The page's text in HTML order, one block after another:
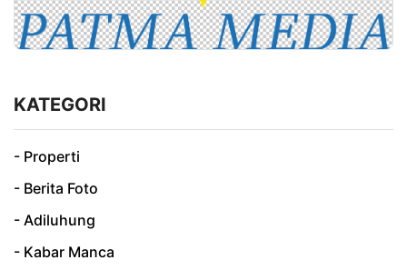
KATEGORI
- Properti
- Berita Foto
- Adiluhung
- Kabar Manca